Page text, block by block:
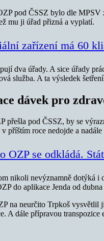
pod ČSSZ bylo dle
mu ji úřad přizná a vyplatí.
zařízení má 60
dva úřady. A sice úřady
služba. A ta výsledek
dávek pro
přešla pod ČSSZ, by se
příštím roce nedojde a
OZP se odkládá.
nikoli nevýznamně dotýká
do aplikace Jenda od
na neurčito Trpkoš
A dále přípravou